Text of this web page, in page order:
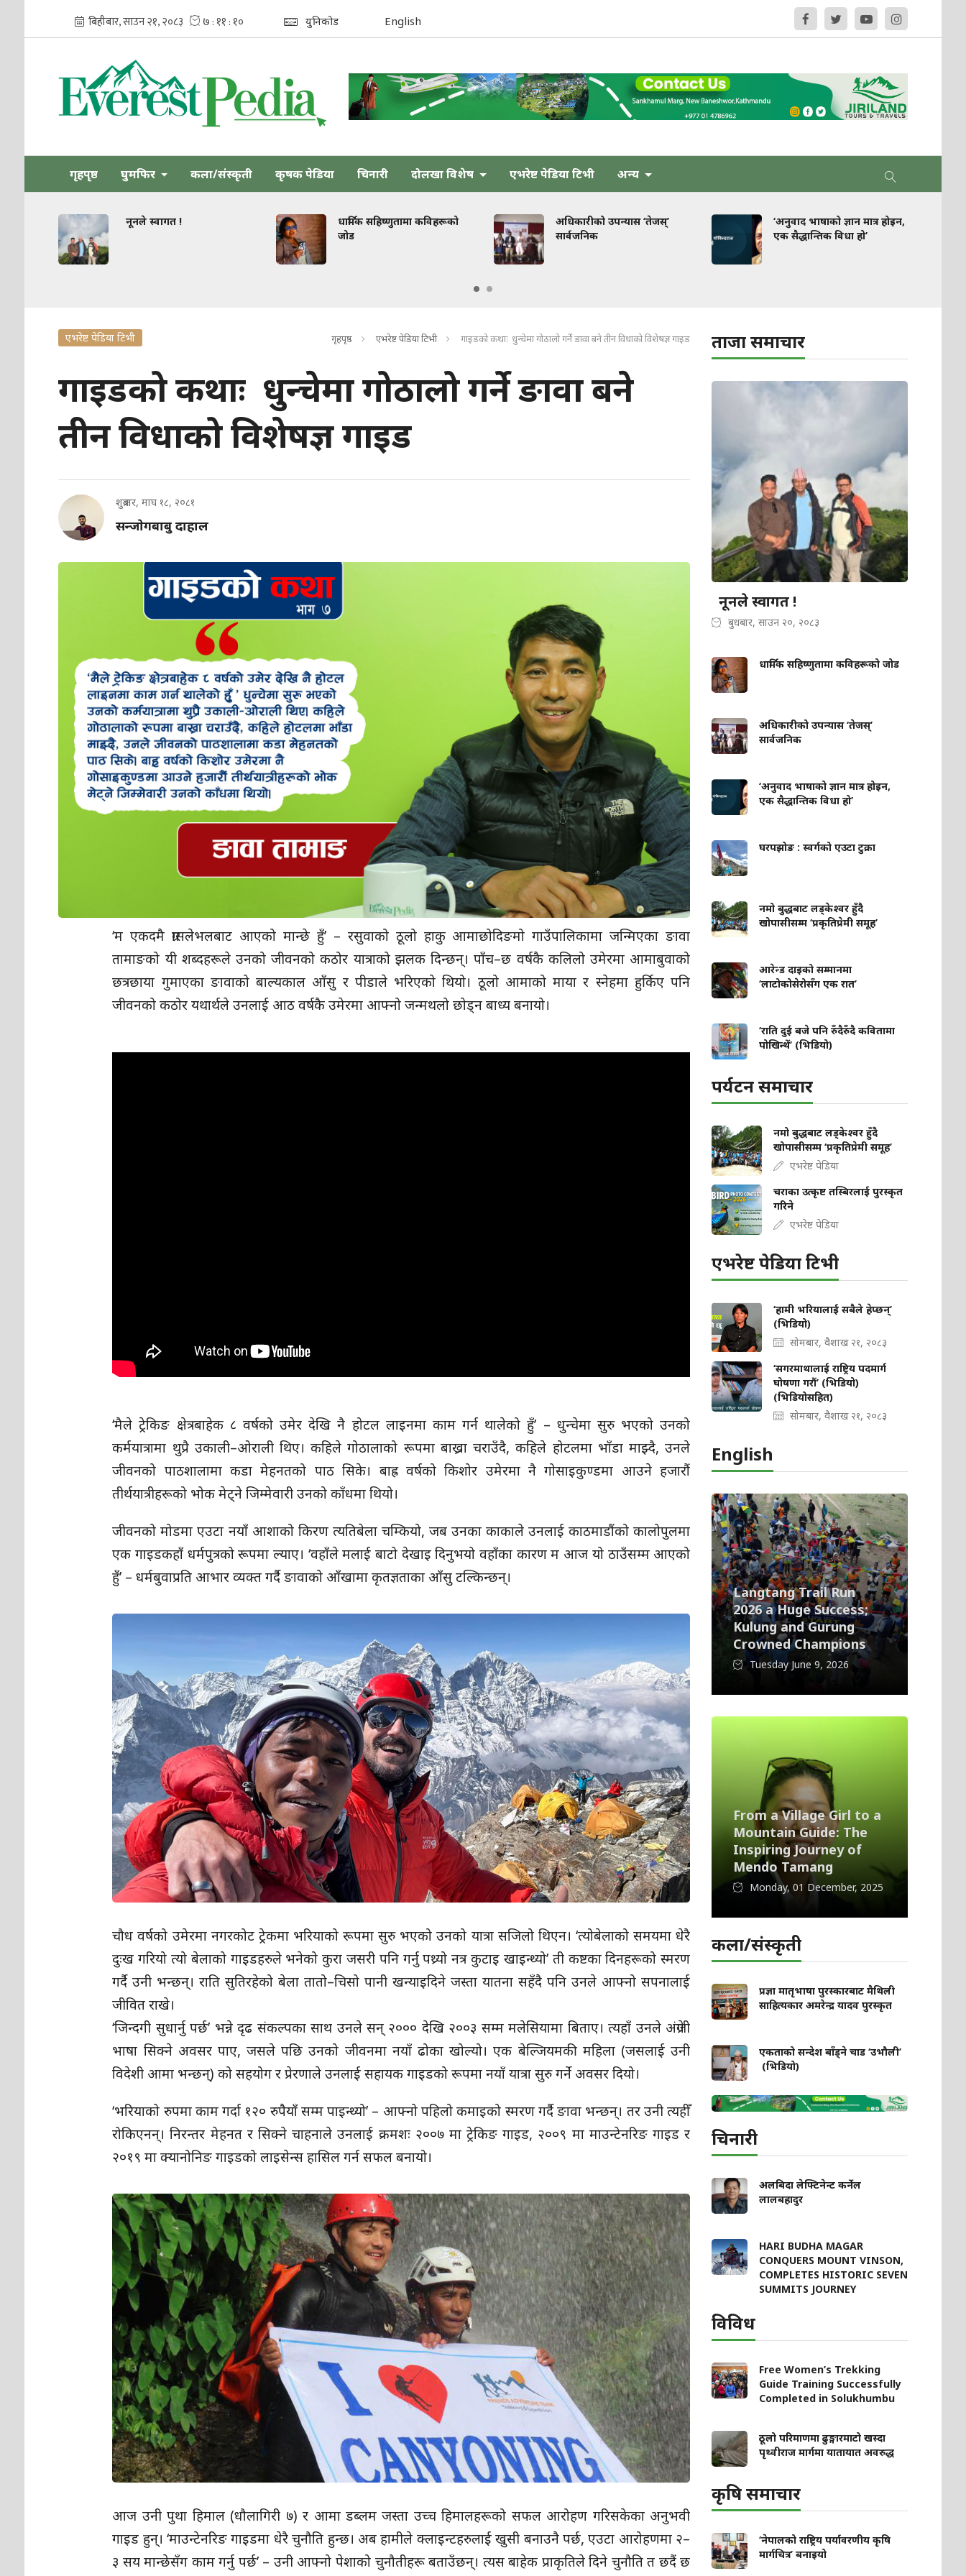
युनिकोड English
गृहपृष्ठ घुमफिर कला/संस्कृती कृषक पेडिया चिनारी दोलखा विशेष एभरेष्ट पेडिया टिभी अन्य
नूनले स्वागत !
धार्मिक सहिष्णुतामा कविहरूको
जोड
अधिकारीको उपन्यास ‘तेजस्’
सार्वजनिक
‘अनुवाद भाषाको ज्ञान मात्र होइन,
एक सैद्धान्तिक विधा हो’
एभरेष्ट पेडिया टिभी गृहपृष्ठ एभरेष्ट पेडिया टिभी गाइडको कथाः धुन्चेमा गोठालो गर्ने ङावा बने तीन विधाको विशेषज्ञ गाइड
गाइडको कथाः धुन्चेमा गोठालो गर्ने ङावा बने
तीन विधाको विशेषज्ञ गाइड
शुक्रबार, माघ १८, २०८१
सन्जाेगबाबु दाहाल
‘म एकदमै ग्रासलेभलबाट आएको मान्छे हुँ’ – रसुवाको ठूलो हाकु आमाछोदिङमो गाउँपालिकामा जन्मिएका ङावा
तामाङको यी शब्दहरूले उनको जीवनको कठोर यात्राको झलक दिन्छन्। पाँच–छ वर्षकै कलिलो उमेरमा आमाबुवाको
छत्रछाया गुमाएका ङावाको बाल्यकाल आँसु र पीडाले भरिएको थियो। ठूलो आमाको माया र स्नेहमा हुर्किए पनि
जीवनको कठोर यथार्थले उनलाई आठ वर्षकै उमेरमा आफ्नो जन्मथलो छोड्न बाध्य बनायो।
‘मैले ट्रेकिङ क्षेत्रबाहेक ८ वर्षको उमेर देखि नै होटल लाइनमा काम गर्न थालेको हुँ’ – धुन्चेमा सुरु भएको उनको
कर्मयात्रामा थुप्रै उकाली–ओराली थिए। कहिले गोठालाको रूपमा बाख्रा चराउँदै, कहिले होटलमा भाँडा माझ्दै, उनले
जीवनको पाठशालामा कडा मेहनतको पाठ सिके। बाह्र वर्षको किशोर उमेरमा नै गोसाइकुण्डमा आउने हजारौं
तीर्थयात्रीहरूको भोक मेट्ने जिम्मेवारी उनको काँधमा थियो।
जीवनको मोडमा एउटा नयाँ आशाको किरण त्यतिबेला चम्कियो, जब उनका काकाले उनलाई काठमाडौंको कालोपुलमा
एक गाइडकहाँ धर्मपुत्रको रूपमा ल्याए। ‘वहाँले मलाई बाटो देखाइ दिनुभयो वहाँका कारण म आज यो ठाउँसम्म आएको
हुँ’ – धर्मबुवाप्रति आभार व्यक्त गर्दै ङावाको आँखामा कृतज्ञताका आँसु टल्किन्छन्।
चौध वर्षको उमेरमा नगरकोट ट्रेकमा भरियाको रूपमा सुरु भएको उनको यात्रा सजिलो थिएन। ‘त्योबेलाको समयमा धेरै
दुःख गरियो त्यो बेलाको गाइडहरुले भनेको कुरा जसरी पनि गर्नु पथ्र्यो नत्र कुटाइ खाइन्थ्यो’ ती कष्टका दिनहरूको स्मरण
गर्दै उनी भन्छन्। राति सुतिरहेको बेला तातो–चिसो पानी खन्याइदिने जस्ता यातना सहँदै पनि उनले आफ्नो सपनालाई
जीवित राखे।
‘जिन्दगी सुधार्नु पर्छ’ भन्ने दृढ संकल्पका साथ उनले सन् २००० देखि २००३ सम्म मलेसियामा बिताए। त्यहाँ उनले अंग्रेजी
भाषा सिक्ने अवसर पाए, जसले पछि उनको जीवनमा नयाँ ढोका खोल्यो। एक बेल्जियमकी महिला (जसलाई उनी
विदेशी आमा भन्छन्) को सहयोग र प्रेरणाले उनलाई सहायक गाइडको रूपमा नयाँ यात्रा सुरु गर्ने अवसर दियो।
‘भरियाको रुपमा काम गर्दा १२० रुपैयाँ सम्म पाइन्थ्यो’ – आफ्नो पहिलो कमाइको स्मरण गर्दै ङावा भन्छन्। तर उनी त्यहीँ
रोकिएनन्। निरन्तर मेहनत र सिक्ने चाहनाले उनलाई क्रमशः २००७ मा ट्रेकिङ गाइड, २००९ मा माउन्टेनरिङ गाइड र
२०१९ मा क्यानोनिङ गाइडको लाइसेन्स हासिल गर्न सफल बनायो।
आज उनी पुथा हिमाल (धौलागिरी ७) र आमा डब्लम जस्ता उच्च हिमालहरूको सफल आरोहण गरिसकेका अनुभवी
गाइड हुन्। ‘माउन्टेनरिङ गाइडमा धेरै चुनौति हुन्छ। अब हामीले क्लाइन्टहरुलाई खुसी बनाउनै पर्छ, एउटा आरोहणमा २–
३ सय मान्छेसँग काम गर्नु पर्छ’ – उनी आफ्नो पेशाको चुनौतीहरू बताउँछन्। त्यस बाहेक प्राकृतिले दिने चुनौति त छदैं छ
ताजा समाचार
नूनले स्वागत !
बुधबार, साउन २०, २०८३
धार्मिक सहिष्णुतामा कविहरूको जोड
अधिकारीको उपन्यास ‘तेजस्’
सार्वजनिक
‘अनुवाद भाषाको ज्ञान मात्र होइन,
एक सैद्धान्तिक विधा हो’
घरपझोङ : स्वर्गको एउटा टुक्रा
नमो बुद्धबाट लड्केश्वर हुँदै
खोपासीसम्म ‘प्रकृतिप्रेमी समूह’
आरेन्ड दाइको सम्मानमा
‘लाटोकोसेरोसँग एक रात’
‘राति दुई बजे पनि रुँदैरुँदै कवितामा
पोखिन्थें’ (भिडियो)
पर्यटन समाचार
नमो बुद्धबाट लड्केश्वर हुँदै
खोपासीसम्म ‘प्रकृतिप्रेमी समूह’
एभरेष्ट पेडिया
चराका उत्कृष्ट तस्बिरलाई पुरस्कृत
गरिने
एभरेष्ट पेडिया
एभरेष्ट पेडिया टिभी
‘हामी भरियालाई सबैले हेप्छन्’
(भिडियो)
सोमबार, वैशाख २१, २०८३
‘सगरमाथालाई राष्ट्रिय पदमार्ग
घोषणा गरौं’ (भिडियो)
(भिडियोसहित)
सोमबार, वैशाख २१, २०८३
English
Langtang Trail Run
2026 a Huge Success;
Kulung and Gurung
Crowned Champions
Tuesday June 9, 2026
From a Village Girl to a
Mountain Guide: The
Inspiring Journey of
Mendo Tamang
Monday, 01 December, 2025
कला/संस्कृती
प्रज्ञा मातृभाषा पुरस्कारबाट मैथिली
साहित्यकार अमरेन्द्र यादव पुरस्कृत
एकताको सन्देश बाँड्ने चाड ‘उभौली’
(भिडियो)
चिनारी
अलबिदा लेफ्टिनेन्ट कर्नेल
लालबहादुर
HARI BUDHA MAGAR
CONQUERS MOUNT VINSON,
COMPLETES HISTORIC SEVEN
SUMMITS JOURNEY
विविध
Free Women’s Trekking
Guide Training Successfully
Completed in Solukhumbu
ठूलो परिमाणमा ढुङ्गारमाटो खस्दा
पृथ्वीराज मार्गमा यातायात अवरुद्ध
कृषि समाचार
‘नेपालको राष्ट्रिय पर्यावरणीय कृषि
मार्गचित्र’ बनाइयो